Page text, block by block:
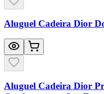
Aluguel Cadeira Dior
Aluguel Cadeira Dior